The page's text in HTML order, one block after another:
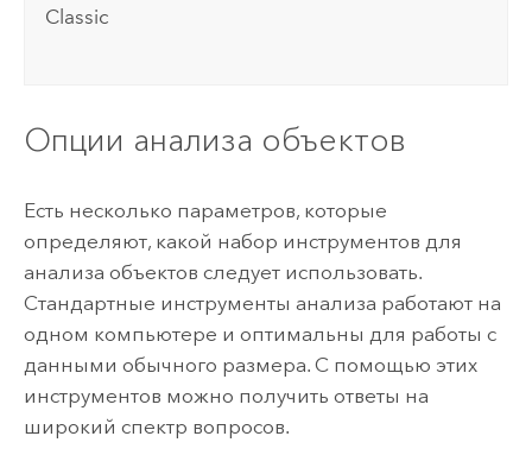
Classic
Опции анализа объектов
Есть несколько параметров, которые
определяют, какой набор инструментов для
анализа объектов следует использовать.
Стандартные инструменты анализа работают на
одном компьютере и оптимальны для работы с
данными обычного размера. С помощью этих
инструментов можно получить ответы на
широкий спектр вопросов.